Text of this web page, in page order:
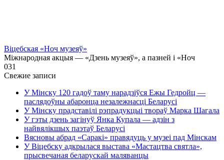
Віцебская «Ноч музеяў»
Міжнародная акцыя — «Дзень музеяў», а пазней і «Ноч
031
Свежие записи
У Мінску 120 гадоў таму нарадзіўся Ежы Гедройц —
паслядоўны абаронца незалежнасці Беларусі
У Мінску прадставілі рэпрадукцыі твораў Марка Шагала
У гэты дзень загінуў Янка Купала — адзін з
найвялікшых паэтаў Беларусі
Вясновы абрад «Саракі» правядуць у музеі пад Мінскам
У Віцебску адкрылася выстава «Мастацтва святла»,
прысвечаная беларускай маляванцы